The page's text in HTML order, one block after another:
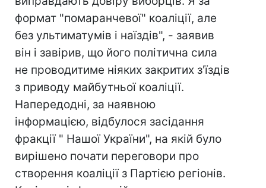
формат "помаранчевої" коаліції, але
без ультиматумів і наїздів", - заявив
він і завірив, що його політична сила
не проводитиме ніяких закритих з'їздів
з приводу майбутньої коаліції.
Напередодні, за наявною
інформацією, відбулося засідання
фракції " Нашої України", на якій було
вирішено почати переговори про
створення коаліції з Партією регіонів.